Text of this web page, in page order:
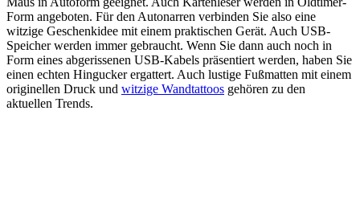
Form angeboten. Für den Autonarren verbinden Sie also eine
witzige Geschenkidee mit einem praktischen Gerät. Auch USB-
Speicher werden immer gebraucht. Wenn Sie dann auch noch in
Form eines abgerissenen USB-Kabels präsentiert werden, haben Sie
einen echten Hingucker ergattert. Auch lustige Fußmatten mit einem
originellen Druck und witzige Wandtattoos gehören zu den
aktuellen Trends.